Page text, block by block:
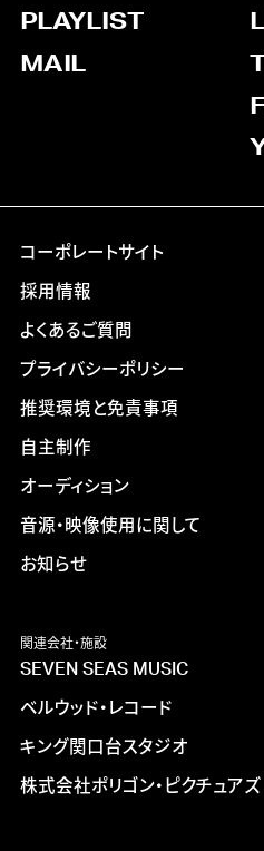
PLAYLIST
MAIL
コーポレートサイト
採用情報
よくあるご質問
プライバシーポリシー
推奨環境と免責事項
自主制作
オーディション
音源・映像使用に関して
お知らせ
関連会社・施設
SEVEN SEAS MUSIC
ベルウッド・レコード
キング関口台スタジオ
株式会社ポリゴン・ピクチュアズ